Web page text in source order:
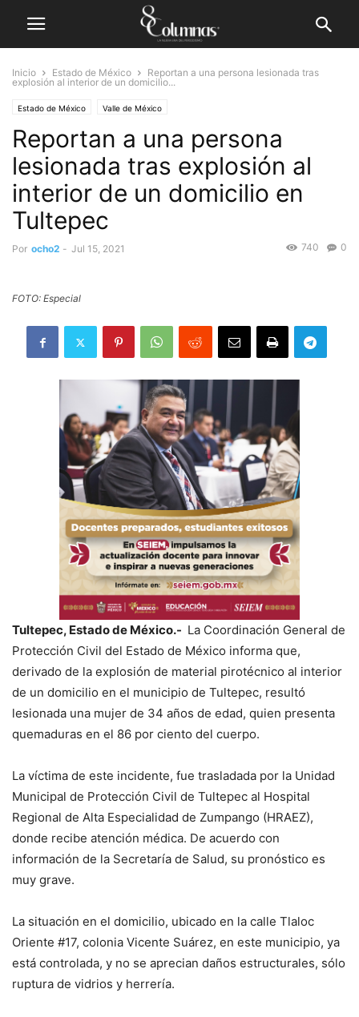
Inicio Estado de México
Reportan a una persona lesionada tras
explosión al interior de un domicilio...
Estado de México Valle de México
Reportan a una persona
lesionada tras explosión al
interior de un domicilio en
Tultepec
Por ocho2 - Jul 15, 2021 0
740
FOTO: Especial
Tultepec, Estado de México.- La Coordinación General de
Protección Civil del Estado de México informa que,
derivado de la explosión de material pirotécnico al interior
de un domicilio en el municipio de Tultepec, resultó
lesionada una mujer de 34 años de edad, quien presenta
quemaduras en el 86 por ciento del cuerpo.
La víctima de este incidente, fue trasladada por la Unidad
Municipal de Protección Civil de Tultepec al Hospital
Regional de Alta Especialidad de Zumpango (HRAEZ),
donde recibe atención médica. De acuerdo con
información de la Secretaría de Salud, su pronóstico es
muy grave.
La situación en el domicilio, ubicado en la calle Tlaloc
Oriente #17, colonia Vicente Suárez, en este municipio, ya
está controlada, y no se aprecian daños estructurales, sólo
ruptura de vidrios y herrería.